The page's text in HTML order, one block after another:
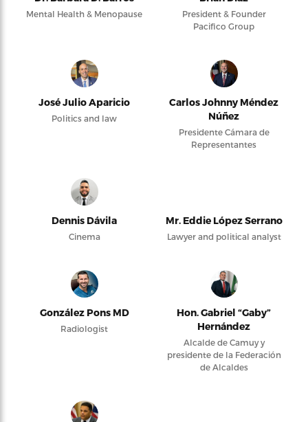
Mental Health & Menopause
President & Founder
Pacifico Group
José Julio Aparicio
Politics and law
Carlos Johnny Méndez
Núñez
Presidente Cámara de
Representantes
Dennis Dávila
Cinema
Mr. Eddie López Serrano
Lawyer and political analyst
González Pons MD
Radiologist
Hon. Gabriel “Gaby”
Hernández
Alcalde de Camuy y
presidente de la Federación
de Alcaldes